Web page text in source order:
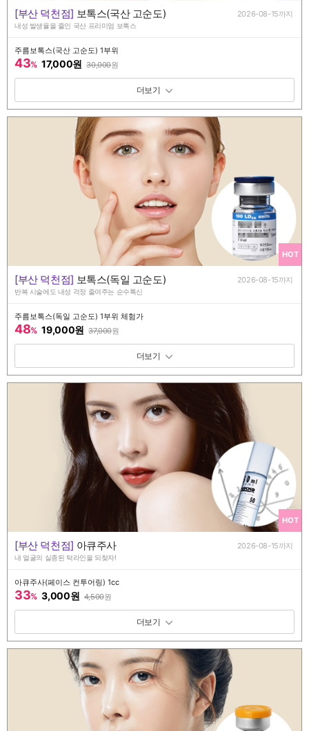
[부산 덕천점] 보톡스(국산 고순도) 2026-08-15까지
내성 발생율을 줄인 국산 프리미엄 보톡스
주름보톡스(국산 고순도) 1부위
43% 17,000원 30,000원
패키지 보기 토글
HOT
[부산 덕천점] 보톡스(독일 고순도) 2026-08-15까지
반복 시술에도 내성 걱정 줄여주는 순수톡신
주름보톡스(독일 고순도) 1부위 체험가
48% 19,000원 37,000원
패키지 보기 토글
HOT
[부산 덕천점] 아큐주사 2026-08-15까지
내 얼굴의 실종된 턱라인을 되찾자!
아큐주사(페이스 컨투어링) 1cc
33% 3,000원 4,500원
패키지 보기 토글